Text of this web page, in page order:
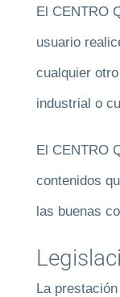
El CENTRO
usuario
cualquier
industrial o
El CENTRO
contenidos
las buenas
La